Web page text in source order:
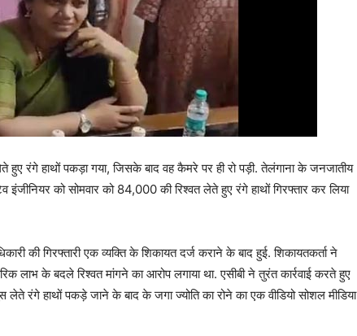
हुए रंगे हाथों पकड़ा गया, जिसके बाद वह कैमरे पर ही रो पड़ी. तेलंगाना के जनजातीय
इंजीनियर को सोमवार को 84,000 की रिश्वत लेते हुए रंगे हाथों गिरफ्तार कर लिया
की गिरफ्तारी एक व्यक्ति के शिकायत दर्ज कराने के बाद हुई. शिकायतकर्ता ने
लाभ के बदले रिश्वत मांगने का आरोप लगाया था. एसीबी ने तुरंत कार्रवाई करते हुए
रंगे हाथों पकड़े जाने के बाद के जगा ज्योति का रोने का एक वीडियो सोशल मीडिया